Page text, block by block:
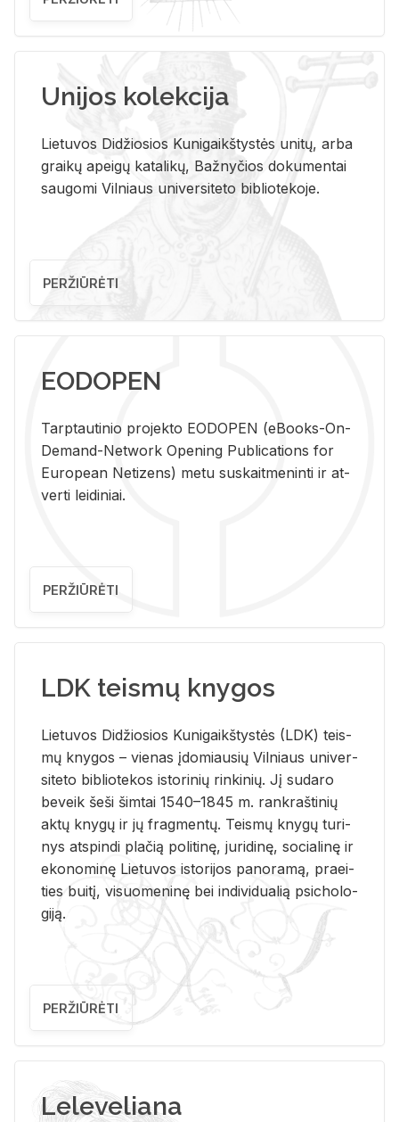
Unijos kolekcija
Lietuvos Didžiosios Kunigaikštystės unitų, arba
graikų apeigų katalikų, Bažnyčios dokumentai
saugomi Vilniaus universiteto bibliotekoje.
PERŽIŪRĖTI
EODOPEN
Tarp­tau­ti­nio pro­jek­to EO­DO­PEN (eBo­oks-On-
De­mand-Ne­twork Ope­ning Pub­li­ca­tions for
Eu­ro­pe­an Ne­ti­zens) metu su­skait­me­nin­ti ir at­
ver­ti lei­di­niai.
PERŽIŪRĖTI
LDK teismų knygos
Lie­tu­vos Di­džio­sios Ku­ni­gaikš­tys­tės (LDK) teis­
mų kny­gos – vie­nas įdo­miau­sių Vil­niaus uni­ver­
si­te­to bi­b­lio­te­kos is­to­ri­nių rin­ki­nių. Jį su­da­ro
be­veik šeši šim­tai 1540–1845 m. rank­raš­ti­nių
aktų kny­gų ir jų frag­men­tų. Teis­mų kny­gų tu­ri­
nys at­spin­di pla­čią po­li­ti­nę, ju­ri­di­nę, so­cia­li­nę ir
eko­no­mi­nę Lie­tu­vos is­to­ri­jos pa­no­ra­mą, pra­ei­
ties bui­tį, vi­suo­me­ni­nę bei in­di­vi­dua­lią psi­cho­lo­
gi­ją.
PERŽIŪRĖTI
Leleveliana